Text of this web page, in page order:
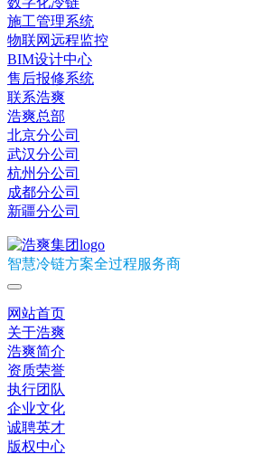
施工管理系统
物联网远程监控
BIM设计中心
售后报修系统
联系浩爽
浩爽总部
北京分公司
武汉分公司
杭州分公司
成都分公司
新疆分公司
智慧冷链方案全过程服务商
网站首页
关于浩爽
浩爽简介
资质荣誉
执行团队
企业文化
诚聘英才
版权中心